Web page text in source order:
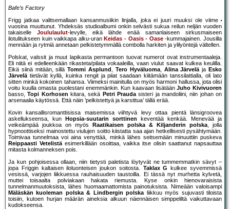
Bafe’s Factory
Frigg jatkaa valitsemallaan kansanmusiikin linjalla, joka ei juuri muuksi ole viime
vuosina muuttunut. Yhdeksäs studioalbumi onkin selvästi sukua reilun neljän vuoden
takaiselle Joululaulut-levylle, eikä lähde enää samanlaiseen sirkusmaiseen
ilotulitukseen kuin vaikkapa alku-uran Keidas - Oasis - Oase-kummajainen. Jousilla
mennään ja rytmiä annetaan pelkistetymmällä combolla harkiten ja ylilyöntejä vältellen.
Polskat, valssit ja muut lapikasta permantoon tuovat numerot ovat instrumentaaleja.
Eli niitä ei edelleenkään rikasteta/pilata vokaaleilla, vaan viulut saavat kulkea keulilla.
Eikä siinä mitään, silläTommi Asplund , Tero Hyväluoma, Alina Järveläja Esko
Järvelätietävät kyllä, kuinka rengit ja piiat saadaan kiitämään tanssilattialla, oli lato
sitten minkä kokoinen tahansa. Viimeksi mainitulla on myös harmoni hallussa, jota olisi
voitu kuulla omasta puolestani enemmänkin. Kun kaavaan lisätäänJuho Kivivuoren
basso,Topi Korhosen kitara, sekä Petri Praudasisteri ja mandoliini, niin johan on
arsenaalia käytössä. Että näin ’pelkistettyä ja karsittua’ tällä erää.
Kovin kansallisromanttisissa maisemissa viihtyvä levy ottaa pientä länsigroovea
askellukseensa, kun
Hopsia-suutarin sorttinen keventää kenkää. Menevää ja
veikeämpää joukkoa on myös
Raatikaisen polska & Kiljanderin polska, jolla
hypnoottiseksi mainostettu viulujen soitto kiistatta saa ajan hetkellisesti pysähtymään.
Toimivaa tunnelmaa voi aina venyttää, minkä lähes seitsemään minuuttiin puskeva
Reippaasti Vetelistäesimerkillään osoittaa, vaikka itse olisin saattanut napsauttaa
mitasta kolmanneksen pois.
Ja kun pohjoisessa ollaan, niin tietysti paletista löytyvät ne tummemmatkin sävyt –
jopa Friggin kaltaisen iloluonteisen joukon soitosta. Taklax G
kulkee syvemmissä
vesissä, varjojen liikkuessa rauhaisuuden taustoilla. Ei tässä nyt murhetta kylvetä,
muttei toisaalta polviakaan hakata riemusta. Kyse onkin hienovaraisista
tunnelmanmuutoksista, lähes huomaamattomista painotuksista. Nimeään valoisampi
Mäläskän kuoleman polska & Lindbergin polskaliikkuu myös sujuvasti tiloista
toisiin, kutoen hurjan määrän aineksia alkuun näennäisen simppeliltä vaikuttavaan
kudokseensa.